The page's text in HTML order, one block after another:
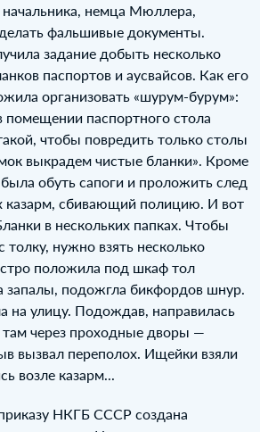
начальника, немца Мюллера,
фальшивые документы.
задание добыть несколько
паспортов и аусвайсов. Как его
организовать «шурум-бурум»:
помещении паспортного стола
чтобы повредить только столы
выкрадем чистые бланки». Кроме
обуть сапоги и проложить след
казарм, сбивающий полицию. И вот
в нескольких папках. Чтобы
толку, нужно взять несколько
положила под шкаф тол
запалы, подожгла бикфордов шнур.
улицу. Подождав, направилась
там через проходные дворы —
вызвал переполох. Ищейки взяли
возле казарм...
НКГБ СССР создана